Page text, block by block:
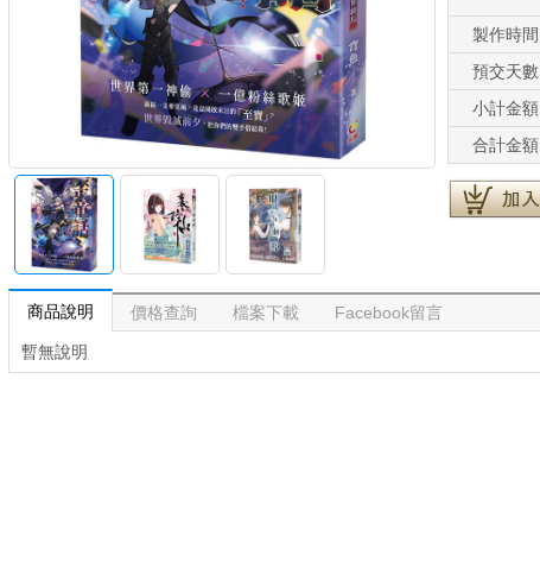
製作時間
預交天數
小計金額
合計金額
商品說明 價格查詢 檔案下載 Facebook留言
暫無說明